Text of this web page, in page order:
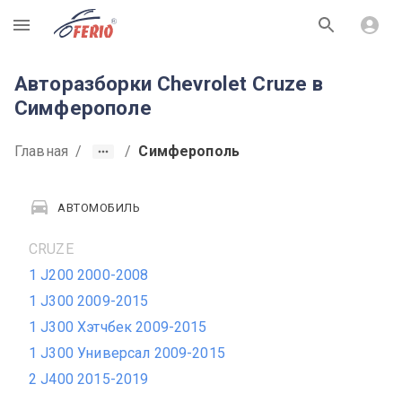
R
Авторазборки Chevrolet Cruze в
Симферополе
Главная / / Симферополь
АВТОМОБИЛЬ
CRUZE
1 J200 2000-2008
1 J300 2009-2015
1 J300 Хэтчбек 2009-2015
1 J300 Универсал 2009-2015
2 J400 2015-2019